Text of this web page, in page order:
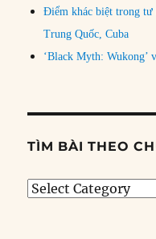
Điểm khác biệt trong tư
Trung Quốc, Cuba
‘Black Myth: Wukong’
TÌM BÀI THEO
Tìm